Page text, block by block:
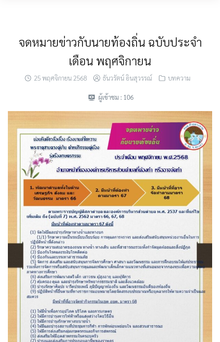
จดหมายข่าวกับนายท้องถิ่น ฉบับประจำ
เดือน พฤศจิกายน
25 พฤศจิกายน 2568 ธันวรัตน์ อินสุวรรณ์ บทความ
ผู้เข้าชม : 106